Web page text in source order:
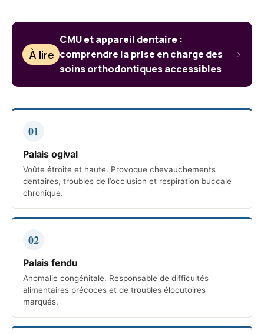
À lire
CMU et appareil dentaire :
comprendre la prise en charge des
soins orthodontiques accessibles
01
Palais ogival
Voûte étroite et haute. Provoque chevauchements
dentaires, troubles de l’occlusion et respiration buccale
chronique.
02
Palais fendu
Anomalie congénitale. Responsable de difficultés
alimentaires précoces et de troubles élocutoires
marqués.